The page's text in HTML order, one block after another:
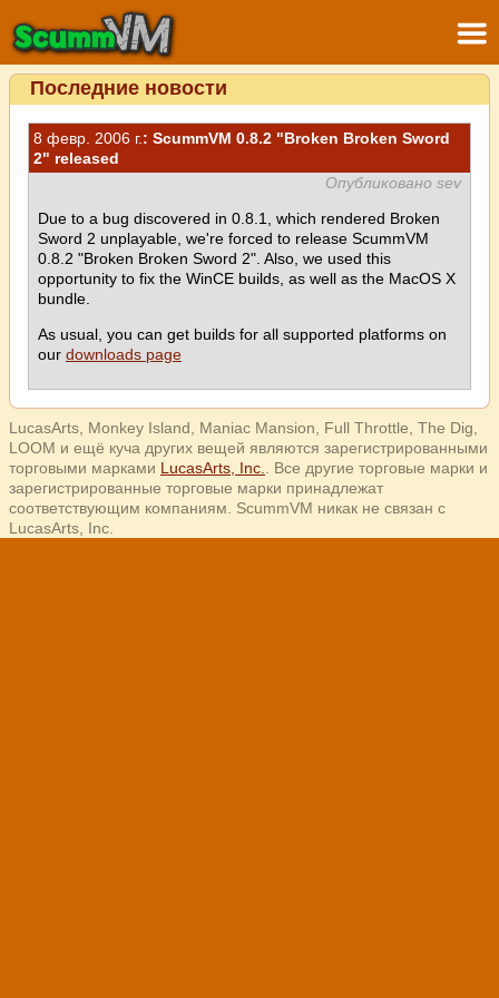
Последние новости
8 февр. 2006 г.: ScummVM 0.8.2 "Broken Broken Sword
2" released
Опубликовано sev
Due to a bug discovered in 0.8.1, which rendered Broken
Sword 2 unplayable, we're forced to release ScummVM
0.8.2 "Broken Broken Sword 2". Also, we used this
opportunity to fix the WinCE builds, as well as the MacOS X
bundle.
As usual, you can get builds for all supported platforms on
our downloads page
LucasArts, Monkey Island, Maniac Mansion, Full Throttle, The Dig,
LOOM и ещё куча других вещей являются зарегистрированными
торговыми марками LucasArts, Inc.
. Все другие торговые марки и
зарегистрированные торговые марки принадлежат
соответствующим компаниям. ScummVM никак не связан с
LucasArts, Inc.